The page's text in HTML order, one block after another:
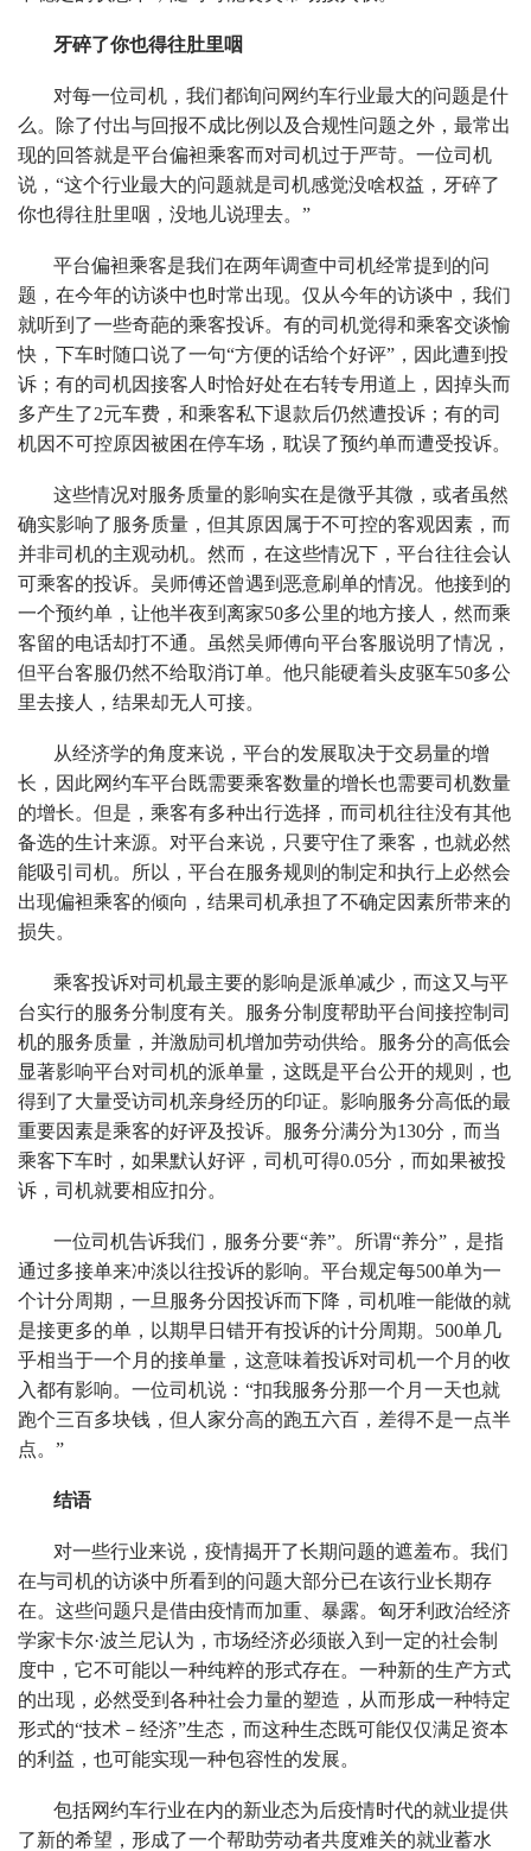
牙碎了你也得往肚里咽
对每一位司机，我们都询问网约车行业最大的问题是什
么。除了付出与回报不成比例以及合规性问题之外，最常出
现的回答就是平台偏袒乘客而对司机过于严苛。一位司机
说，“这个行业最大的问题就是司机感觉没啥权益，牙碎了
你也得往肚里咽，没地儿说理去。”
平台偏袒乘客是我们在两年调查中司机经常提到的问
题，在今年的访谈中也时常出现。仅从今年的访谈中，我们
就听到了一些奇葩的乘客投诉。有的司机觉得和乘客交谈愉
快，下车时随口说了一句“方便的话给个好评”，因此遭到投
诉；有的司机因接客人时恰好处在右转专用道上，因掉头而
多产生了2元车费，和乘客私下退款后仍然遭投诉；有的司
机因不可控原因被困在停车场，耽误了预约单而遭受投诉。
这些情况对服务质量的影响实在是微乎其微，或者虽然
确实影响了服务质量，但其原因属于不可控的客观因素，而
并非司机的主观动机。然而，在这些情况下，平台往往会认
可乘客的投诉。吴师傅还曾遇到恶意刷单的情况。他接到的
一个预约单，让他半夜到离家50多公里的地方接人，然而乘
客留的电话却打不通。虽然吴师傅向平台客服说明了情况，
但平台客服仍然不给取消订单。他只能硬着头皮驱车50多公
里去接人，结果却无人可接。
从经济学的角度来说，平台的发展取决于交易量的增
长，因此网约车平台既需要乘客数量的增长也需要司机数量
的增长。但是，乘客有多种出行选择，而司机往往没有其他
备选的生计来源。对平台来说，只要守住了乘客，也就必然
能吸引司机。所以，平台在服务规则的制定和执行上必然会
出现偏袒乘客的倾向，结果司机承担了不确定因素所带来的
损失。
乘客投诉对司机最主要的影响是派单减少，而这又与平
台实行的服务分制度有关。服务分制度帮助平台间接控制司
机的服务质量，并激励司机增加劳动供给。服务分的高低会
显著影响平台对司机的派单量，这既是平台公开的规则，也
得到了大量受访司机亲身经历的印证。影响服务分高低的最
重要因素是乘客的好评及投诉。服务分满分为130分，而当
乘客下车时，如果默认好评，司机可得0.05分，而如果被投
诉，司机就要相应扣分。
一位司机告诉我们，服务分要“养”。所谓“养分”，是指
通过多接单来冲淡以往投诉的影响。平台规定每500单为一
个计分周期，一旦服务分因投诉而下降，司机唯一能做的就
是接更多的单，以期早日错开有投诉的计分周期。500单几
乎相当于一个月的接单量，这意味着投诉对司机一个月的收
入都有影响。一位司机说：“扣我服务分那一个月一天也就
跑个三百多块钱，但人家分高的跑五六百，差得不是一点半
点。”
结语
对一些行业来说，疫情揭开了长期问题的遮羞布。我们
在与司机的访谈中所看到的问题大部分已在该行业长期存
在。这些问题只是借由疫情而加重、暴露。匈牙利政治经济
学家卡尔·波兰尼认为，市场经济必须嵌入到一定的社会制
度中，它不可能以一种纯粹的形式存在。一种新的生产方式
的出现，必然受到各种社会力量的塑造，从而形成一种特定
形式的“技术－经济”生态，而这种生态既可能仅仅满足资本
的利益，也可能实现一种包容性的发展。
包括网约车行业在内的新业态为后疫情时代的就业提供
了新的希望，形成了一个帮助劳动者共度难关的就业蓄水